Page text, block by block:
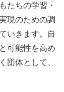
たちの学習・
現のための調
いきます。自
可能性を高め
団体として、